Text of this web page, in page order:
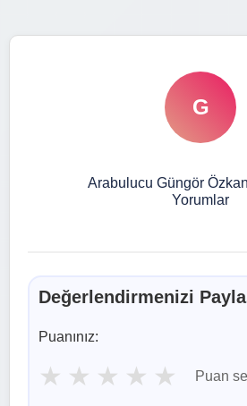
G
Arabulucu Güngör
Yorumlar
Değerlendirmenizi
Puanınız:
★ ★ ★ ★ ★ Puan